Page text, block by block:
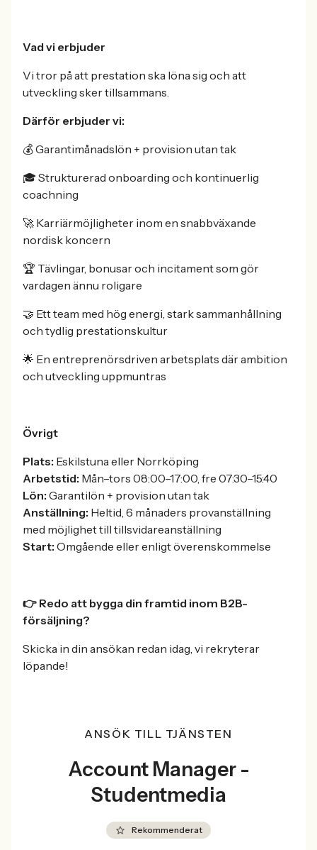
Vad vi erbjuder
Vi tror på att prestation ska löna sig och att
utveckling sker tillsammans.
Därför erbjuder vi:
💰 Garantimånadslön + provision utan tak
🎓 Strukturerad onboarding och kontinuerlig
coachning
🚀 Karriärmöjligheter inom en snabbväxande
nordisk koncern
🏆 Tävlingar, bonusar och incitament som gör
vardagen ännu roligare
🤝 Ett team med hög energi, stark sammanhållning
och tydlig prestationskultur
🌟 En entreprenörsdriven arbetsplats där ambition
och utveckling uppmuntras
Övrigt
Plats: Eskilstuna eller Norrköping
Arbetstid: Mån–tors 08:00–17:00, fre 07:30–15:40
Lön: Garantilön + provision utan tak
Anställning: Heltid, 6 månaders provanställning
med möjlighet till tillsvidareanställning
Start: Omgående eller enligt överenskommelse
👉 Redo att bygga din framtid inom B2B-
försäljning?
Skicka in din ansökan redan idag, vi rekryterar
löpande!
ANSÖK TILL TJÄNSTEN
Account Manager -
Studentmedia
Rekommenderat